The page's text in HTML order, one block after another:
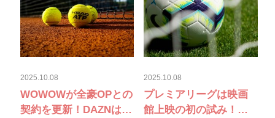
2025.10.08
WOWOWが全豪OPとの
契約を更新！DAZNはバ
2025.10.08
プレミアリーグは映画
館上映の初の試み！